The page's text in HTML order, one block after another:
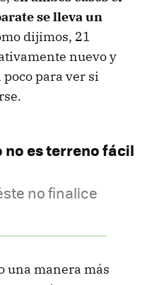
se lleva un
dijimos, 21
nuevo y
para ver si
no es terreno fácil
no finalice
una manera más